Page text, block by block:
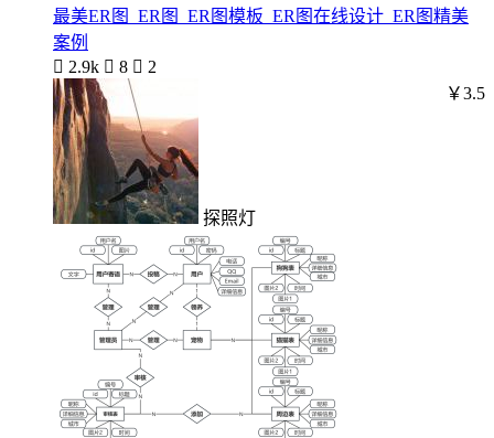
最美ER图_ER图_ER图模板_ER图在线设计_ER图精美
案例
 2.9k  8  2
探照灯
￥3.5